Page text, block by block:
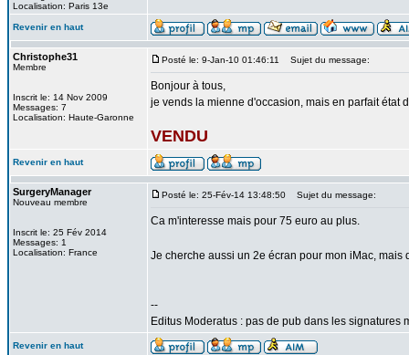
Localisation: Paris 13e
Revenir en haut
Christophe31
Membre
Inscrit le: 14 Nov 2009
Messages: 7
Localisation: Haute-Garonne
Posté le: 9-Jan-10 01:46:11 Sujet du message:
Bonjour à tous,
je vends la mienne d'occasion, mais en parfait état
VENDU
Revenir en haut
SurgeryManager
Nouveau membre
Inscrit le: 25 Fév 2014
Messages: 1
Localisation: France
Posté le: 25-Fév-14 13:48:50 Sujet du message:
Ca m'interesse mais pour 75 euro au plus.
Je cherche aussi un 2e écran pour mon iMac,
--
Editus Moderatus : pas de pub dans les signatures
Revenir en haut